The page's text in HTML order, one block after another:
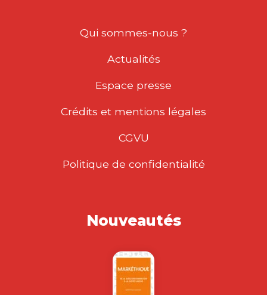
Qui sommes-nous ?
Actualités
Espace presse
Crédits et mentions légales
CGVU
Politique de confidentialité
Nouveautés